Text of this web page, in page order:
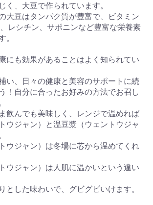
く、大豆で作られています。
大豆はタンパク質が豊富で、ビタミン
レシチン、サポニンなど豊富な栄養素
。
にも効果があることはよく知られてい
い、日々の健康と美容のサポートに続
！自分に合ったお好みの方法でお召し
飲んでも美味しく、レンジで温めれば
ウジャン）と温豆漿（ウェントウジャ
ウジャン）は冬場に芯から温めてくれ
ウジャン）は人肌に温かいという違い
とした味わいで、グビグビいけます。